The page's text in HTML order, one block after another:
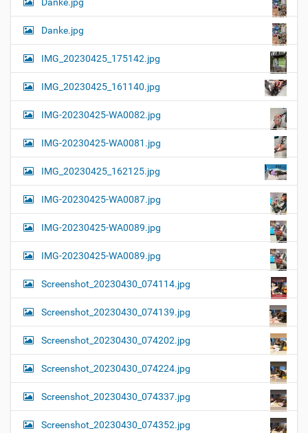
Danke.jpg
IMG_20230425_175142.jpg
IMG_20230425_161140.jpg
IMG-20230425-WA0082.jpg
IMG-20230425-WA0081.jpg
IMG_20230425_162125.jpg
IMG-20230425-WA0087.jpg
IMG-20230425-WA0089.jpg
IMG-20230425-WA0089.jpg
Screenshot_20230430_074114.jpg
Screenshot_20230430_074139.jpg
Screenshot_20230430_074202.jpg
Screenshot_20230430_074224.jpg
Screenshot_20230430_074337.jpg
Screenshot_20230430_074352.jpg